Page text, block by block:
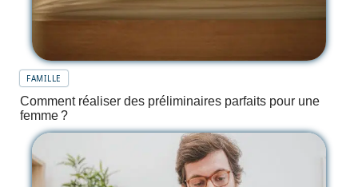
FAMILLE
Comment réaliser des préliminaires parfaits pour une
femme ?